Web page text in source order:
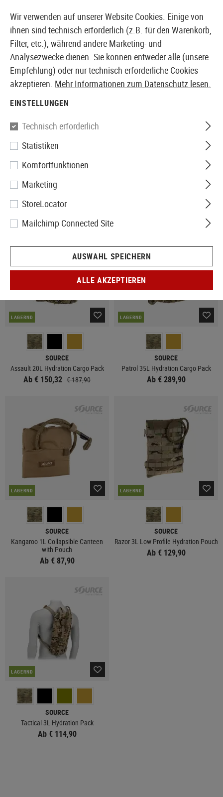
EUROPÄISCHER AIRSOFT SHOP & GROßHÄNDLER
TRINKSYSTEME
5 Produkte
LAGERND
SOURCE
Assault 20L Hydration Cargo Pack
Ab € 150,32 € 187,90
LAGERND
SOURCE
Patrol 35L Hydration Cargo Pack
Ab € 289,90
LAGERND
SOURCE
Kangaroo 1L Collapsible Canteen
with Pouch
Ab € 87,90
LAGERND
SOURCE
Razor 3L Low Profile Hydration Pouch
Ab € 129,90
LAGERND
SOURCE
Tactical 3L Hydration Pack
Ab € 114,90
Wir verwenden auf unserer Website Cookies. Einige von
ihnen sind technisch erforderlich (z.B. für den Warenkorb,
Filter, etc.), während andere Marketing- und
Analysezwecke dienen. Sie können entweder alle (unsere
Empfehlung) oder nur technisch erforderliche Cookies
akzeptieren. Mehr Informationen zum Datenschutz lesen.
EINSTELLUNGEN
Technisch erforderlich
Statistiken
Komfortfunktionen
Marketing
StoreLocator
Mailchimp Connected Site
AUSWAHL SPEICHERN
ALLE AKZEPTIEREN